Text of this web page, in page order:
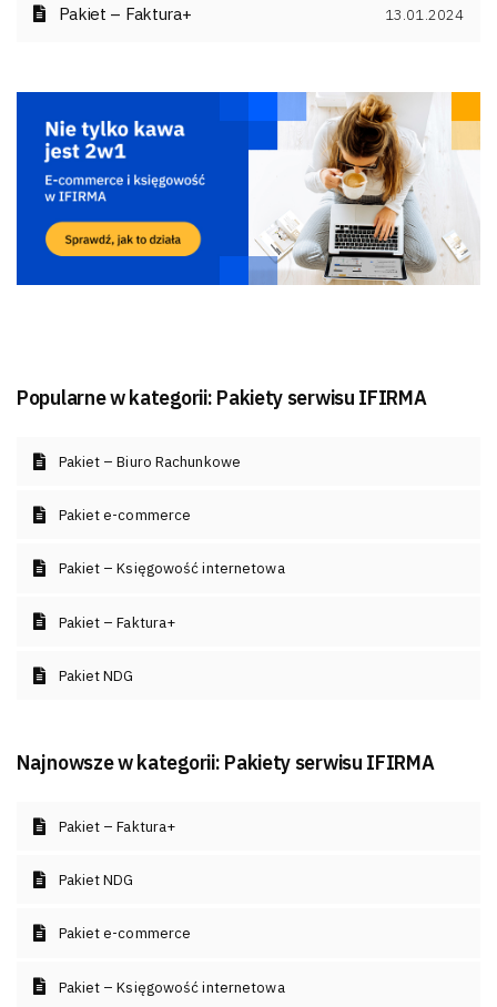
Pakiet – Faktura+ 13.01.2024
Popularne w kategorii: Pakiety serwisu IFIRMA
Pakiet – Biuro Rachunkowe
Pakiet e-commerce
Pakiet – Księgowość internetowa
Pakiet – Faktura+
Pakiet NDG
Najnowsze w kategorii: Pakiety serwisu IFIRMA
Pakiet – Faktura+
Pakiet NDG
Pakiet e-commerce
Pakiet – Księgowość internetowa